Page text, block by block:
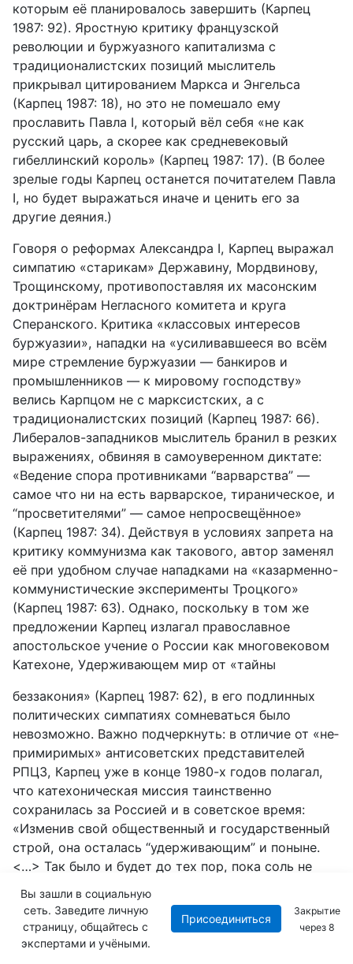
которым её планировалось завершить (Карпец
1987: 92). Яростную критику французской
революции и буржуаз­ного капитализма с
традиционалистских позиций мыслитель
прикрывал цитированием Маркса и Энгельса
(Карпец 1987: 18), но это не помешало ему
прославить Павла I, который вёл себя «не как
русский царь, а скорее как средневековый
гибеллинский король» (Карпец 1987: 17). (В более
зрелые годы Карпец останется почитателем Павла
I, но будет выражаться иначе и ценить его за
другие деяния.)
Говоря о реформах Александра I, Карпец выражал
симпатию «стари­кам» Державину, Мордвинову,
Трощинскому, противопоставляя их масон­ским
доктринёрам Негласного комитета и круга
Сперанского. Критика «классовых интересов
буржуазии», нападки на «усиливавшееся во всём
мире стремление буржуазии — банкиров и
промышленников — к миро­вому господству»
велись Карпцом не с марксистских, а с
традиционалист­ских позиций (Карпец 1987: 66).
Либералов-западников мыслитель бранил в резких
выражениях, обвиняя в самоуверенном диктате:
«Ведение спора противниками “варварства” —
самое что ни на есть варварское, тирани­ческое, и
“просветителями” — самое непросвещённое»
(Карпец 1987: 34). Действуя в условиях запрета на
критику коммунизма как такового, автор заменял
её при удобном случае нападками на «казарменно-
коммунисти­ческие эксперименты Троцкого»
(Карпец 1987: 63). Однако, поскольку в том же
предложении Карпец излагал православное
апостольское уче­ние о России как многовековом
Катехоне, Удерживающем мир от «тайны
беззакония» (Карпец 1987: 62), в его подлинных
политических симпати­ях сомневаться было
невозможно. Важно подчеркнуть: в отличие от «не­
примиримых» антисоветских представителей
РПЦЗ, Карпец уже в конце 1980-х годов полагал,
что катехоническая миссия таинственно
сохранилась за Россией и в советское время:
«Изменив свой общественный и государ­ственный
строй, она осталась “удерживающим” и поныне.
<…> Так было и будет до тех пор, пока соль не
потеряла свою силу» (Карпец 1987: 63).
Делая иногда оговорки об объективном изучении
наследия Шишкова и о его перегибах в желании
быть «народнее народа», Карпец всё же не
Вы зашли в социальную
сеть. Заведите личную
страницу, общайтесь с
экспертами и учёными.
Присоединиться
Закрытие
через7